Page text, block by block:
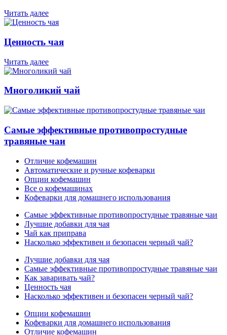
Читать далее
Ценность чая
Читать далее
Многоликий чай
Самые эффективные противопростудные
травяные чаи
Отличие кофемашин
Автоматические и ручные кофеварки
Опции кофемашин
Все о кофемашинах
Кофеварки для домашнего использования
Самые эффективные противопростудные травяные чаи
Лучшие добавки для чая
Чай как приправа
Насколько эффективен и безопасен черный чай?
Лучшие добавки для чая
Самые эффективные противопростудные травяные чаи
Как заваривать чай?
Ценность чая
Насколько эффективен и безопасен черный чай?
Опции кофемашин
Кофеварки для домашнего использования
Отличие кофемашин